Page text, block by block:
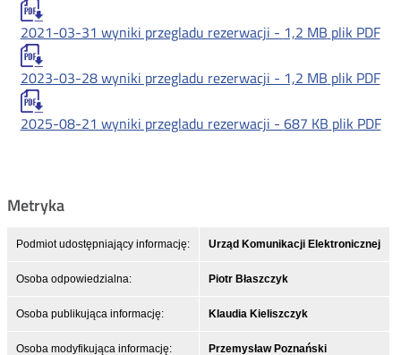
2021-03-31 wyniki przegladu rezerwacji - 1,2 MB plik PDF
2023-03-28 wyniki przegladu rezerwacji - 1,2 MB plik PDF
2025-08-21 wyniki przegladu rezerwacji - 687 KB plik PDF
Metryka
Podmiot udostępniający informację: Urząd Komunikacji Elektronicznej
Osoba odpowiedzialna: Piotr Błaszczyk
Osoba publikująca informację: Klaudia Kieliszczyk
Osoba modyfikująca informację: Przemysław Poznański